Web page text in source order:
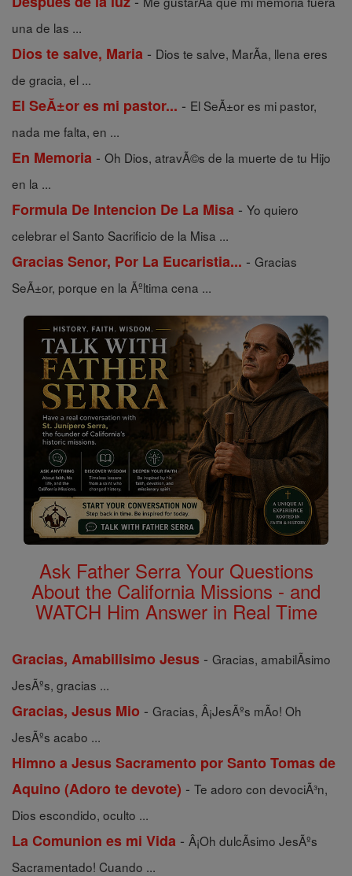
una de las ...
Dios te salve, Maria - Dios te salve, MarÃ­a, llena eres
de gracia, el ...
El SeĂ±or es mi pastor... - El SeÃ±or es mi pastor,
nada me falta, en ...
En Memoria - Oh Dios, atravÃ©s de la muerte de tu Hijo
en la ...
Formula De Intencion De La Misa - Yo quiero
celebrar el Santo Sacrificio de la Misa ...
Gracias Senor, Por La Eucaristia... - Gracias
SeÃ±or, porque en la Ãºltima cena ...
Ask Father Serra Your Questions
About the California Missions - and
WATCH Him Answer in Real Time
Gracias, Amabilisimo Jesus - Gracias, amabilÃ­simo
JesÃºs, gracias ...
Gracias, Jesus Mio - Gracias, Â¡JesÃºs mÃ­o! Oh
JesÃºs acabo ...
Himno a Jesus Sacramento por Santo Tomas de
Aquino (Adoro te devote) - Te adoro con devociÃ³n,
Dios escondido, oculto ...
La Comunion es mi Vida - Â¡Oh dulcÃ­simo JesÃºs
Sacramentado! Cuando ...